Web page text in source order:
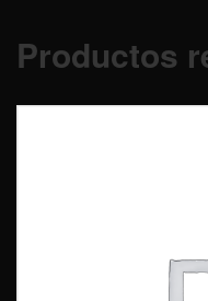
Productos